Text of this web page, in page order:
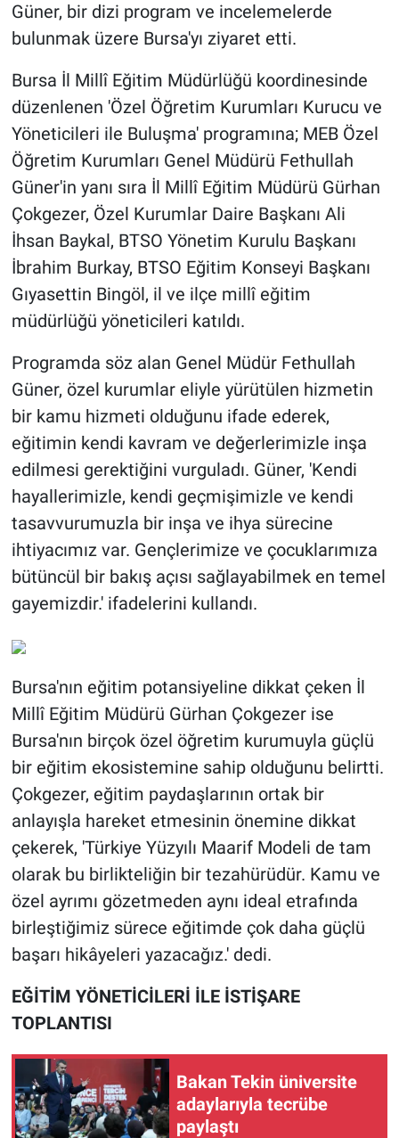
Güner, bir dizi program ve incelemelerde
bulunmak üzere Bursa'yı ziyaret etti.
Bursa İl Millî Eğitim Müdürlüğü koordinesinde
düzenlenen 'Özel Öğretim Kurumları Kurucu ve
Yöneticileri ile Buluşma' programına; MEB Özel
Öğretim Kurumları Genel Müdürü Fethullah
Güner'in yanı sıra İl Millî Eğitim Müdürü Gürhan
Çokgezer, Özel Kurumlar Daire Başkanı Ali
İhsan Baykal, BTSO Yönetim Kurulu Başkanı
İbrahim Burkay, BTSO Eğitim Konseyi Başkanı
Gıyasettin Bingöl, il ve ilçe millî eğitim
müdürlüğü yöneticileri katıldı.
Programda söz alan Genel Müdür Fethullah
Güner, özel kurumlar eliyle yürütülen hizmetin
bir kamu hizmeti olduğunu ifade ederek,
eğitimin kendi kavram ve değerlerimizle inşa
edilmesi gerektiğini vurguladı. Güner, 'Kendi
hayallerimizle, kendi geçmişimizle ve kendi
tasavvurumuzla bir inşa ve ihya sürecine
ihtiyacımız var. Gençlerimize ve çocuklarımıza
bütüncül bir bakış açısı sağlayabilmek en temel
gayemizdir.' ifadelerini kullandı.
Bursa'nın eğitim potansiyeline dikkat çeken İl
Millî Eğitim Müdürü Gürhan Çokgezer ise
Bursa'nın birçok özel öğretim kurumuyla güçlü
bir eğitim ekosistemine sahip olduğunu belirtti.
Çokgezer, eğitim paydaşlarının ortak bir
anlayışla hareket etmesinin önemine dikkat
çekerek, 'Türkiye Yüzyılı Maarif Modeli de tam
olarak bu birlikteliğin bir tezahürüdür. Kamu ve
özel ayrımı gözetmeden aynı ideal etrafında
birleştiğimiz sürece eğitimde çok daha güçlü
başarı hikâyeleri yazacağız.' dedi.
EĞİTİM YÖNETİCİLERİ İLE İSTİŞARE
TOPLANTISI
Bakan Tekin üniversite
adaylarıyla tecrübe
paylaştı